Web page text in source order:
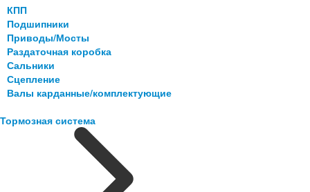
КПП
Подшипники
Приводы/Мосты
Раздаточная коробка
Сальники
Сцепление
Валы карданные/комплектующие
Тормозная система